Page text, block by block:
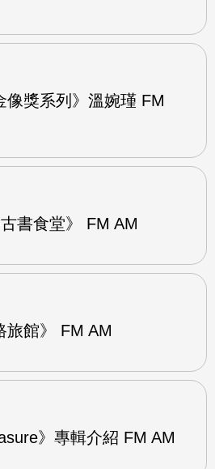
像獎系列》溫婉瑾 FM
古書食堂》 FM AM
旅館》 FM AM
》專輯介紹 FM AM